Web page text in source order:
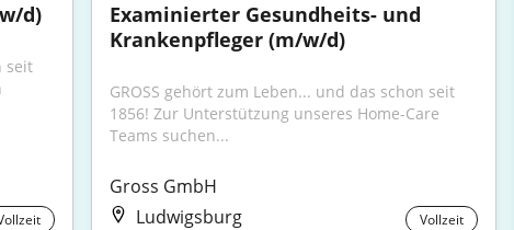
d)
seit
Examinierter Gesundheits- und
Krankenpfleger (m/w/d)
GROSS gehört zum Leben... und das schon seit
1856! Zur Unterstützung unseres Home-Care
Teams suchen...
Gross GmbH
Ludwigsburg
Vollzeit